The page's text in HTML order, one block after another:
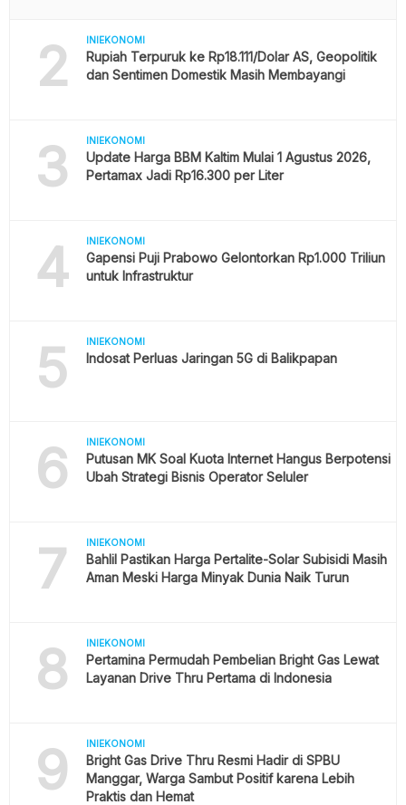
2 INIEKONOMI
Rupiah Terpuruk ke Rp18.111/Dolar AS, Geopolitik
dan Sentimen Domestik Masih Membayangi
3 INIEKONOMI
Update Harga BBM Kaltim Mulai 1 Agustus 2026,
Pertamax Jadi Rp16.300 per Liter
4 INIEKONOMI
Gapensi Puji Prabowo Gelontorkan Rp1.000 Triliun
untuk Infrastruktur
5 INIEKONOMI
Indosat Perluas Jaringan 5G di Balikpapan
6 INIEKONOMI
Putusan MK Soal Kuota Internet Hangus Berpotensi
Ubah Strategi Bisnis Operator Seluler
7 INIEKONOMI
Bahlil Pastikan Harga Pertalite-Solar Subisidi Masih
Aman Meski Harga Minyak Dunia Naik Turun
8 INIEKONOMI
Pertamina Permudah Pembelian Bright Gas Lewat
Layanan Drive Thru Pertama di Indonesia
9 INIEKONOMI
Bright Gas Drive Thru Resmi Hadir di SPBU
Manggar, Warga Sambut Positif karena Lebih
Praktis dan Hemat